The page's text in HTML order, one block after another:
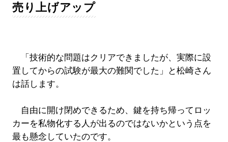
売り上げアップ
「技術的な問題はクリアできましたが、実際に設
置してからの試験が最大の難関でした」と松崎さん
は話します。
自由に開け閉めできるため、鍵を持ち帰ってロッ
カーを私物化する人が出るのではないかという点を
最も懸念していたのです。